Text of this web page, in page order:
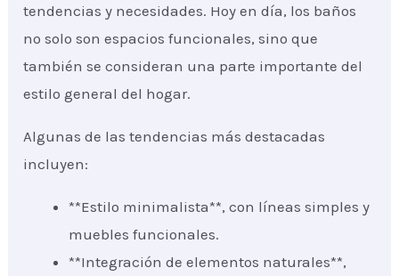
tendencias y necesidades. Hoy en día, los baños
no solo son espacios funcionales, sino que
también se consideran una parte importante del
estilo general del hogar.
Algunas de las tendencias más destacadas
incluyen:
**Estilo minimalista**, con líneas simples y
muebles funcionales.
**Integración de elementos naturales**,